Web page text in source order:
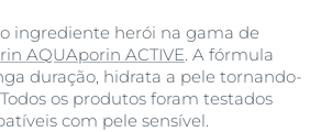
ingrediente herói na gama de
AQUAporin ACTIVE . A fórmula
duração, hidrata a pele tornando-
os produtos foram testados
com pele sensível.